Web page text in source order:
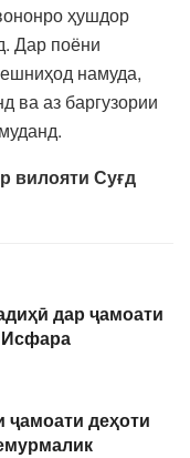
ҳушдор
Дар поёни
намуда,
ва аз баргузории
вилояти Суғд
дар ҷамоати
ҷамоати деҳоти